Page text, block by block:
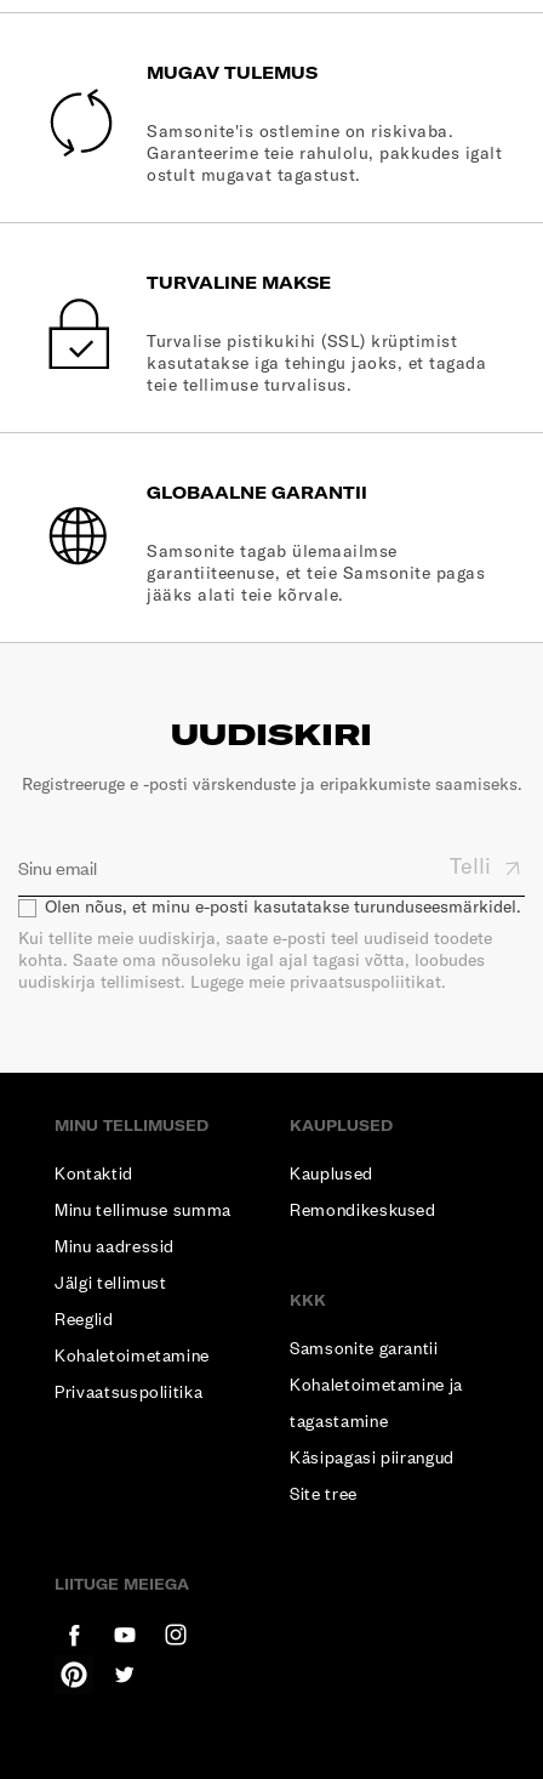
MUGAV TULEMUS
Samsonite'is ostlemine on riskivaba.
Garanteerime teie rahulolu, pakkudes igalt
ostult mugavat tagastust.
TURVALINE MAKSE
Turvalise pistikukihi (SSL) krüptimist
kasutatakse iga tehingu jaoks, et tagada
teie tellimuse turvalisus.
GLOBAALNE GARANTII
Samsonite tagab ülemaailmse
garantiiteenuse, et teie Samsonite pagas
jääks alati teie kõrvale.
UUDISKIRI
Registreeruge e -posti värskenduste ja eripakkumiste saamiseks.
Telli
Olen nõus, et minu e-posti kasutatakse turunduseesmärkidel.
Kui tellite meie uudiskirja, saate e-posti teel uudiseid toodete
kohta. Saate oma nõusoleku igal ajal tagasi võtta, loobudes
uudiskirja tellimisest. Lugege meie privaatsuspoliitikat.
MINU TELLIMUSED
Kontaktid
Minu tellimuse summa
Minu aadressid
Jälgi tellimust
Reeglid
Kohaletoimetamine
Privaatsuspoliitika
KAUPLUSED
Kauplused
Remondikeskused
KKK
Samsonite garantii
Kohaletoimetamine ja
tagastamine
Käsipagasi piirangud
Site tree
LIITUGE MEIEGA